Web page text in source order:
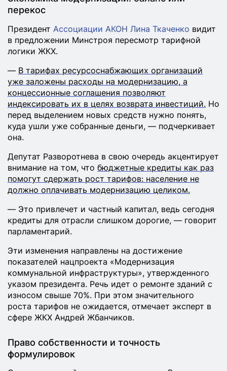
перекос
Президент Ассоциации АКОН Лина Ткаченко видит
в предложении Минстроя пересмотр тарифной
логики ЖКХ.
— В тарифах ресурсоснабжающих организаций
уже заложены расходы на модернизацию, а
концессионные соглашения позволяют
индексировать их в целях возврата инвестиций. Но
перед выделением новых средств нужно понять,
куда ушли уже собранные деньги, — подчеркивает
она.
Депутат Разворотнева в свою очередь акцентирует
внимание на том, что бюджетные кредиты как раз
помогут сдержать рост тарифов: население не
должно оплачивать модернизацию целиком.
— Это привлечет и частный капитал, ведь сегодня
кредиты для отрасли слишком дорогие, — говорит
парламентарий.
Эти изменения направлены на достижение
показателей нацпроекта «Модернизация
коммунальной инфраструктуры», утвержденного
указом президента. Речь идет о ремонте зданий с
износом свыше 70%. При этом значительного
роста тарифов не ожидается, отмечает эксперт в
сфере ЖКХ Андрей Жбанчиков.
Право собственности и точность
формулировок